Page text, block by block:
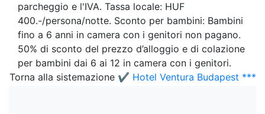
parcheggio e l'IVA. Tassa locale: HUF
400.-/persona/notte. Sconto per bambini: Bambini
fino a 6 anni in camera con i genitori non pagano.
50% di sconto del prezzo d’alloggio e di colazione
per bambini dai 6 ai 12 in camera con i genitori.
Torna alla sistemazione ✔️ Hotel Ventura Budapest ***